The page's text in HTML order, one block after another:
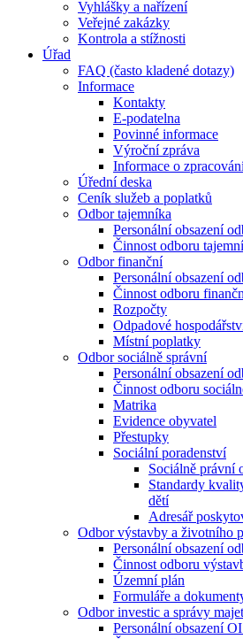
Vyhlášky a nařízení
Veřejné zakázky
Kontrola a stížnosti
Úřad
FAQ (často kladené dotazy)
Informace
Kontakty
E-podatelna
Povinné informace
Výroční zpráva
Informace o
Úřední deska
Ceník služeb a poplatků
Odbor tajemníka
Personální obsazení
Činnost odboru
Odbor finanční
Personální obsazení
Činnost odboru
Rozpočty
Odpadové
Místní poplatky
Odbor sociálně správní
Personální obsazení
Činnost odboru
Matrika
Evidence obyvatel
Přestupky
Sociální poradenství
Sociálně právní
Standardy
dětí
Adresář
Odbor výstavby a životního
Personální obsazení
Činnost odboru
Územní plán
Formuláře a
Odbor investic a správy
Personální obsazení